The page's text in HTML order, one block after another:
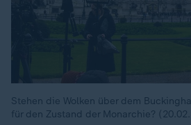
Stehen die Wolken über dem
für den Zustand der Monarchie?